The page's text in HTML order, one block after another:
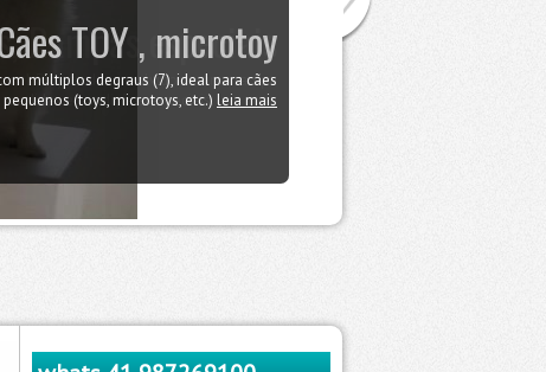
Rampas especiais
em L Projeto desenvolvido de uma rampa
medidas e condições especiais. leia mais